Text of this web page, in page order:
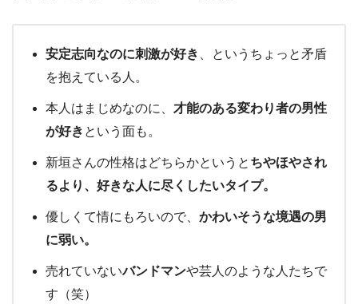
安定志向なのに刺激が好き
、というちょっと矛盾
を抱えている人。
本人はまじめなのに、 才能のある変わり者の男性
が好き という面も。
新垣さんの性格はどちらかというと ちやほやされ
るより、好きな人に尽くしたいタイプ。
優しくて情にもろいので、 かわいそうな境遇の男
に弱い。
売れていないバンドマンや芸人のような人たちで
す（笑）